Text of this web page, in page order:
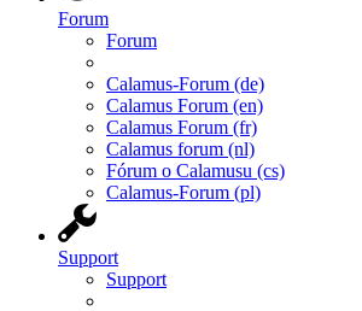
Forum
Forum
Calamus-Forum (de)
Calamus Forum (en)
Calamus Forum (fr)
Calamus forum (nl)
Fórum o Calamusu (cs)
Calamus-Forum (pl)
Support
Support